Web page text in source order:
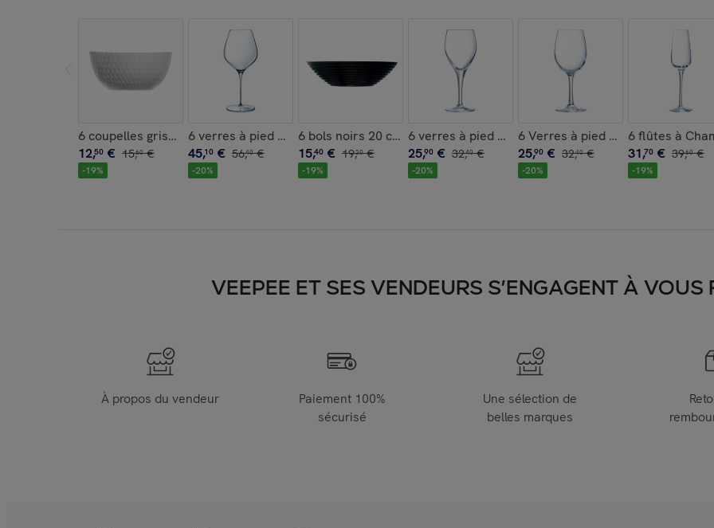
6 coupelles grises 13 cm Pampille - Luminarc
12,50 € 15,60 €
-19%
6 verres à pied 65 cl Mylla - Chef&Sommelier
45,10 € 56,40 €
-20%
6 bols noirs 20 cm Harena - Luminarc
15,40 € 19,20 €
-19%
6 verres à pied 25cl Sensation Exalt -
25,90 € 32,40 €
-20%
6 Verres à pied tulipe 25 cl
25,90 € 32,40 €
-20%
6 flûtes à
31,70 € 39,60 €
-19%
VEEPEE ET SES VENDEURS S’ENGAGENT À VOUS
À propos du vendeur
Paiement 100%
sécurisé
Une sélection de
belles marques